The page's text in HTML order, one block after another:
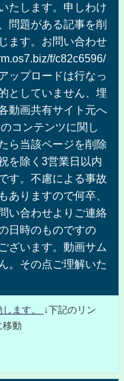
たします。申しわけ
問題がある記事を削
ます。お問い合わせ
f/c82c6596/
ップロードは行なっ
としていません、埋
動画共有サイト元へ
コンテンツに関し
ら当該ページを削除
を除く3営業日以内
す。不慮による事故
ありますので何卒、
い合わせよりご連絡
日時のものですの
ざいます。動画サム
。その点ご理解いた
ます。
↓下記のリン
移動